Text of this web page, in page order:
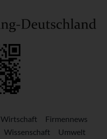
Wirtschaft
Firmennews
Wissenschaft
Umwelt